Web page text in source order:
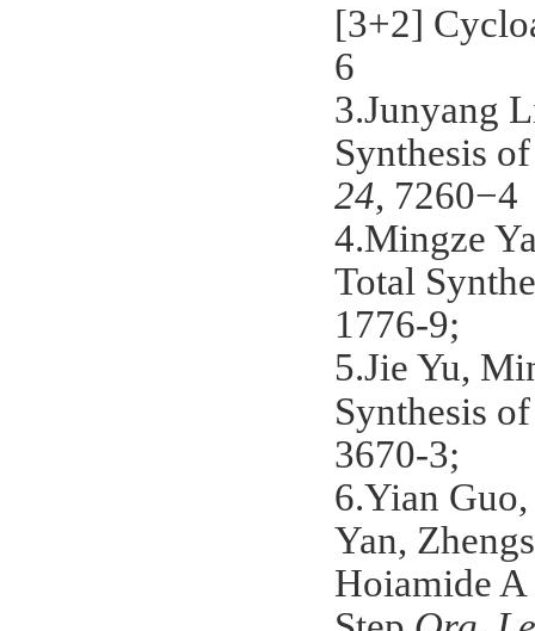
[3+2]
6
3.Junyang
Synthesis
24, 7260−4
4.Mingze
Total
1776-9;
5.Jie Yu,
Synthesis
3670-3;
6.Yian
Yan,
Hoiamide A